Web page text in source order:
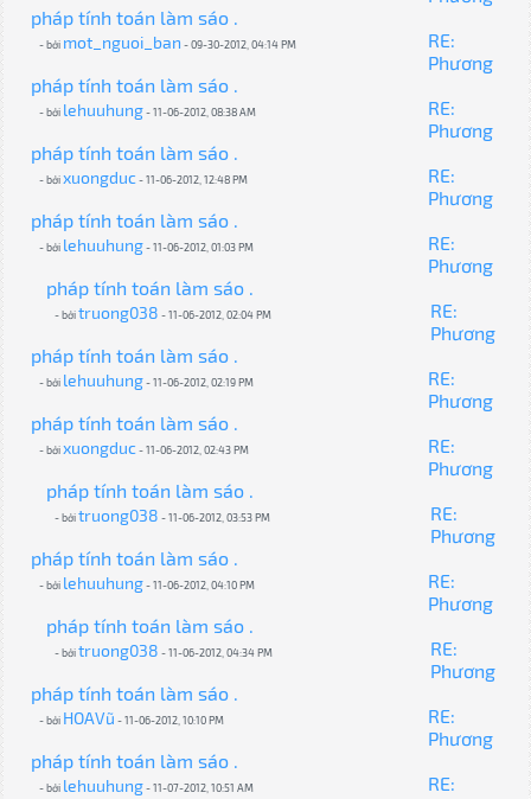
pháp tính toán làm sáo .
- bởi mot_nguoi_ban - 09-30-2012, 04:14 PM
RE:
Phương
pháp tính toán làm sáo .
- bởi lehuuhung- 11-06-2012, 08:38 AM
RE:
Phương
pháp tính toán làm sáo .
- bởixuongduc- 11-06-2012, 12:48 PM
RE:
Phương
pháp tính toán làm sáo .
- bởi lehuuhung- 11-06-2012, 01:03 PM
RE:
Phương
pháp tính toán làm sáo .
- bởitruong038 - 11-06-2012, 02:04 PM
RE:
Phương
pháp tính toán làm sáo .
- bởi lehuuhung- 11-06-2012, 02:19 PM
RE:
Phương
pháp tính toán làm sáo .
- bởixuongduc- 11-06-2012, 02:43 PM
RE:
Phương
pháp tính toán làm sáo .
- bởitruong038 - 11-06-2012, 03:53 PM
RE:
Phương
pháp tính toán làm sáo .
- bởi lehuuhung- 11-06-2012, 04:10 PM
RE:
Phương
pháp tính toán làm sáo .
- bởitruong038 - 11-06-2012, 04:34 PM
RE:
Phương
pháp tính toán làm sáo .
- bởi HOAVũ - 11-06-2012, 10:10 PM
RE:
Phương
pháp tính toán làm sáo .
- bởi lehuuhung- 11-07-2012, 10:51 AM
RE: